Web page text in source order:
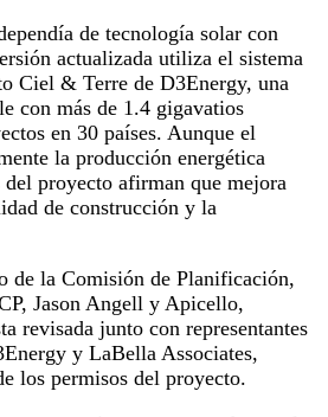
de tecnología solar con
actualizada utiliza el sistema
Ciel & Terre de D3Energy, una
con más de 1.4 gigavatios
en 30 países. Aunque el
la producción energética
proyecto afirman que mejora
de construcción y la
de la Comisión de Planificación,
Jason Angell y Apicello,
revisada junto con representantes
y LaBella Associates,
los permisos del proyecto.